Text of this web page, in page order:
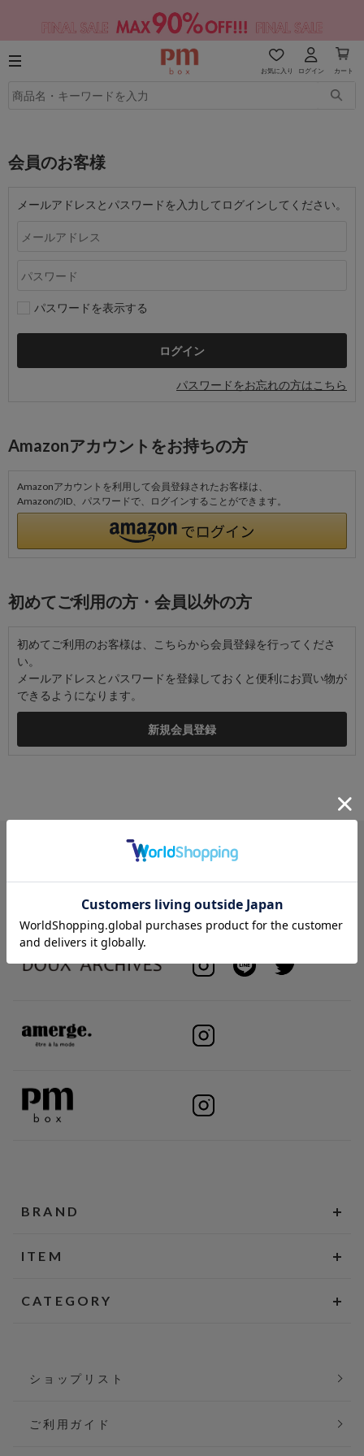
お気に入り ログイン カート
会員のお客様
メールアドレスとパスワードを入力してログインしてください。
パスワードを表示する
パスワードをお忘れの方はこちら
Amazonアカウントをお持ちの方
Amazonアカウントを利用して会員登録されたお客様は、
AmazonのID、パスワードで、ログインすることができます。
初めてご利用の方・会員以外の方
初めてご利用のお客様は、こちらから会員登録を行ってくださ
い。
メールアドレスとパスワードを登録しておくと便利にお買い物が
できるようになります。
BRAND
ITEM
CATEGORY
ショップリスト
ご利用ガイド